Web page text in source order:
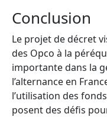
Conclusion
Le projet de décret
des Opco à la
importante dans la
l’alternance en
l’utilisation des
posent des défis